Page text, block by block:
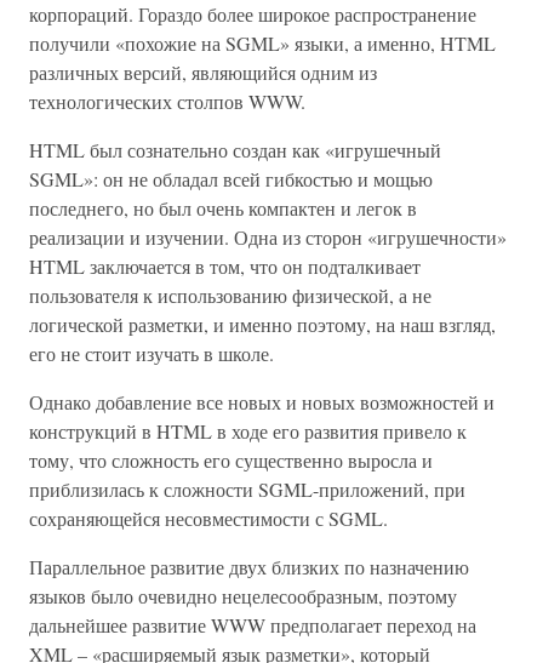
корпораций. Гораздо более широкое распространение
получили «похожие на SGML» языки, а именно, HTML
различных версий, являющийся одним из
технологических столпов WWW.
HTML был сознательно создан как «игрушечный
SGML»: он не обладал всей гибкостью и мощью
последнего, но был очень компактен и легок в
реализации и изучении. Одна из сторон «игрушечности»
HTML заключается в том, что он подталкивает
пользователя к использованию физической, а не
логической разметки, и именно поэтому, на наш взгляд,
его не стоит изучать в школе.
Однако добавление все новых и новых возможностей и
конструкций в HTML в ходе его развития привело к
тому, что сложность его существенно выросла и
приблизилась к сложности SGML-приложений, при
сохраняющейся несовместимости с SGML.
Параллельное развитие двух близких по назначению
языков было очевидно нецелесообразным, поэтому
дальнейшее развитие WWW предполагает переход на
XML – «расширяемый язык разметки», который